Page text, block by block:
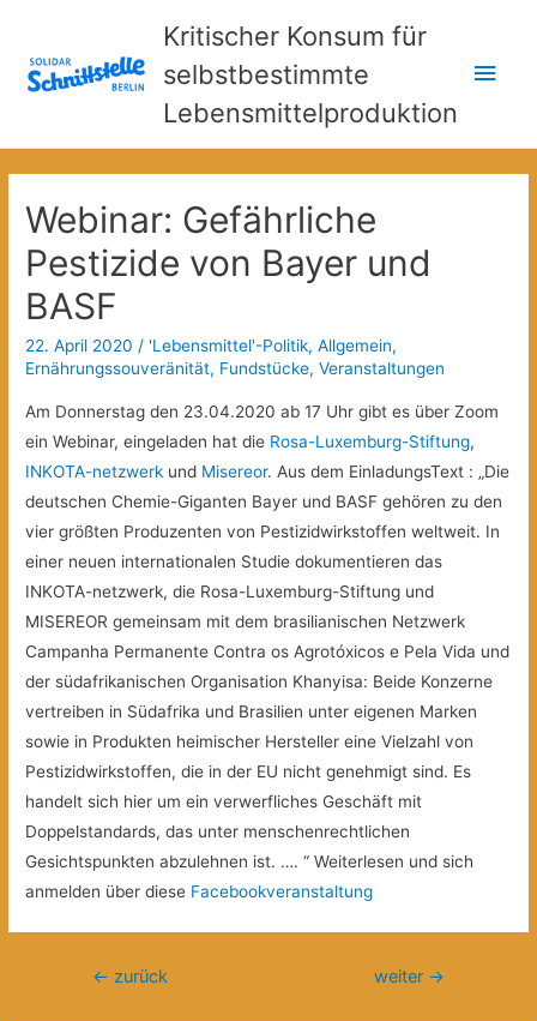
Kritischer Konsum für
selbstbestimmte
Lebensmittelproduktion
Webinar: Gefährliche
Pestizide von Bayer und
BASF
22. April 2020 / 'Lebensmittel'-Politik,Allgemein,
Ernährungssouveränität, Fundstücke,Veranstaltungen
Am Donnerstag den 23.04.2020 ab 17 Uhr gibt es über Zoom
ein Webinar, eingeladen hat die Rosa-Luxemburg-Stiftung,
INKOTA-netzwerk und Misereor. Aus dem EinladungsText : „Die
deutschen Chemie-Giganten Bayer und BASF gehören zu den
vier größten Produzenten von Pestizidwirkstoffen weltweit. In
einer neuen internationalen Studie dokumentieren das
INKOTA-netzwerk, die Rosa-Luxemburg-Stiftung und
MISEREOR gemeinsam mit dem brasilianischen Netzwerk
Campanha Permanente Contra os Agrotóxicos e Pela Vida und
der südafrikanischen Organisation Khanyisa: Beide Konzerne
vertreiben in Südafrika und Brasilien unter eigenen Marken
sowie in Produkten heimischer Hersteller eine Vielzahl von
Pestizidwirkstoffen, die in der EU nicht genehmigt sind. Es
handelt sich hier um ein verwerfliches Geschäft mit
Doppelstandards, das unter menschenrechtlichen
Gesichtspunkten abzulehnen ist. …. “ Weiterlesen und sich
anmelden über diese Facebookveranstaltung
Beitragsnavigation
← zurück weiter →